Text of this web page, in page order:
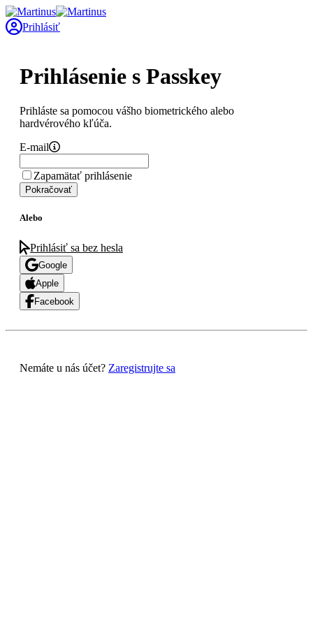
Prihlásiť
Prihlásenie s Passkey
Prihláste sa pomocou vášho biometrického alebo
hardvérového kľúča.
E-mail
Zapamätať prihlásenie
Pokračovať
Alebo
Prihlásiť sa bez hesla
Google
Apple
Facebook
Nemáte u nás účet? Zaregistrujte sa